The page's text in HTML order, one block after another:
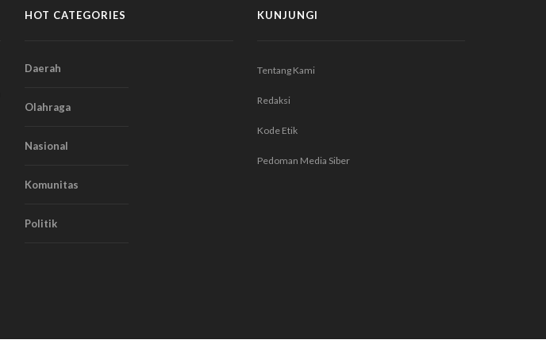
HOT CATEGORIES
Daerah
Olahraga
Nasional
Komunitas
Politik
KUNJUNGI
Tentang Kami
Redaksi
Kode Etik
Pedoman Media Siber